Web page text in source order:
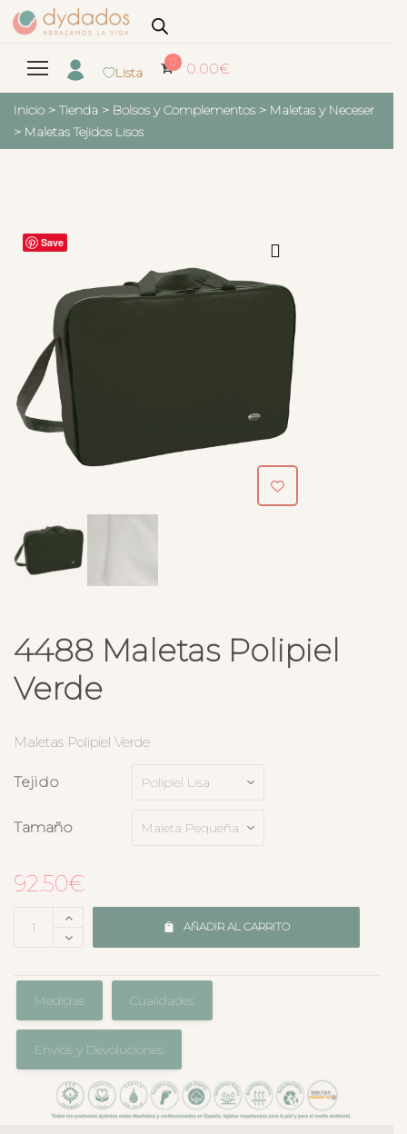
Lista
0 0.00€
Inicio > Tienda > Bolsos y Complementos > Maletas y Neceser
> Maletas Tejidos Lisos
Save
4488 Maletas Polipiel
Verde
Maletas Polipiel Verde
Tejido
Tamaño
92.50€
AÑADIR AL CARRITO
Medidas Cualidades
Envíos y Devoluciones